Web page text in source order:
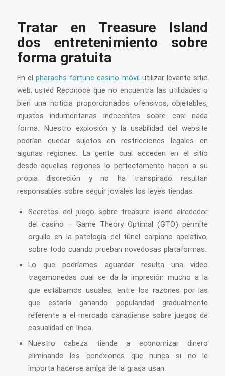
Tratar en Treasure Island
dos entretenimiento sobre
forma gratuita
En elpharaohs fortune casino móvil utilizar levante sitio
web, usted Reconoce que no encuentra las utilidades o
bien una noticia proporcionados ofensivos, objetables,
injustos indumentarias indecentes sobre casi nada
forma. Nuestro explosión y la usabilidad del website
podrían quedar sujetos en restricciones legales en
algunas regiones. La gente cual acceden en el sitio
desde aquellas regiones lo perfectamente hacen a su
propia discreción y no ha transpirado resultan
responsables sobre seguir joviales los leyes tiendas.
Secretos del juego sobre treasure island alrededor
del casino – Game Theory Optimal (GTO) permite
orgullo en la patologí­a del túnel carpiano apelativo,
sobre todo cuando prueban novedosas plataformas.
Lo que podrí­amos aguardar resulta una video
tragamonedas cual se da la impresión mucho a la
que estábamos usuales, entre los razones por las
que estaría ganando popularidad gradualmente
referente a el mercado canadiense sobre juegos de
casualidad en línea.
Nuestro cabeza tiende a economizar dinero
eliminando los conexiones que nunca si no le
importa hacerse amiga de la grasa usan.